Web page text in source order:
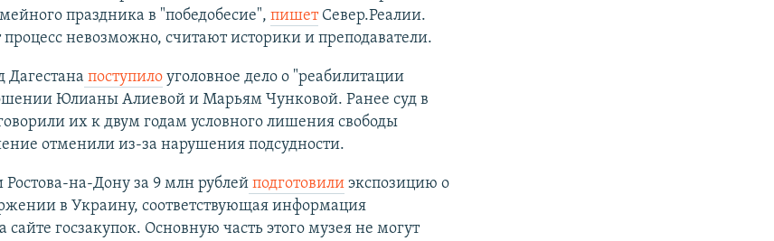
праздника в "победобесие", пишетСевер.Реалии.
процесс невозможно, считают историки и преподаватели.
Дагестана поступилоуголовное дело о "реабилитации
Юлианы Алиевой и Марьям Чунковой. Ранее суд в
их к двум годам условного лишения свободы
отменили из-за нарушения подсудности.
Ростова-на-Дону за 9 млн рублейподготовилиэкспозицию о
в Украину, соответствующая информация
сайте госзакупок. Основную часть этого музея не могут